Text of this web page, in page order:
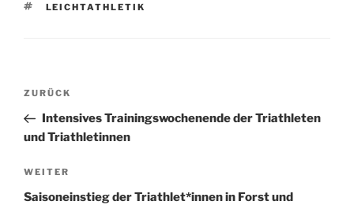
SCHLAGWÖRTER
LEICHTATHLETIK
Beitragsnavigation
Vorheriger
Beitrag
ZURÜCK
Intensives Trainingswochenende der Triathleten
und Triathletinnen
Nächster
Beitrag
WEITER
Saisoneinstieg der Triathlet*innen in Forst und